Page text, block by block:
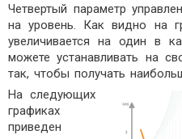
Четвертый параметр
на уровень. Как видно на
увеличивается на один в
можете устанавливать на
так, чтобы получать
На следующих
графиках
приведен